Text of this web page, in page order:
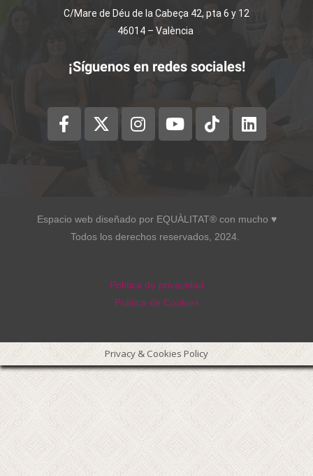
C/Mare de Déu de la Cabeça 42, pta 6 y 12
46014 – València
¡Síguenos en redes sociales!
Espacio web diseñado por EQUÀLITAT® con mucho ♥︎
Todos los derechos reservados, 2024.
Política de privacidad
Política de Cookies
Privacy & Cookies Policy